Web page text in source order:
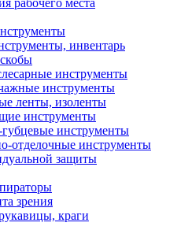
инвентарь
инструменты
инструменты
ленты, изоленты
инструменты
инструменты
отделочные инструменты
защиты
зрения
краги